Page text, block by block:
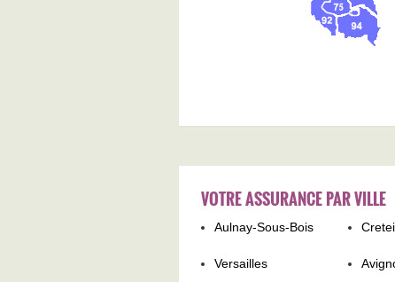
VOTRE ASSURANCE PAR VILLE
Aulnay-Sous-Bois
Versailles